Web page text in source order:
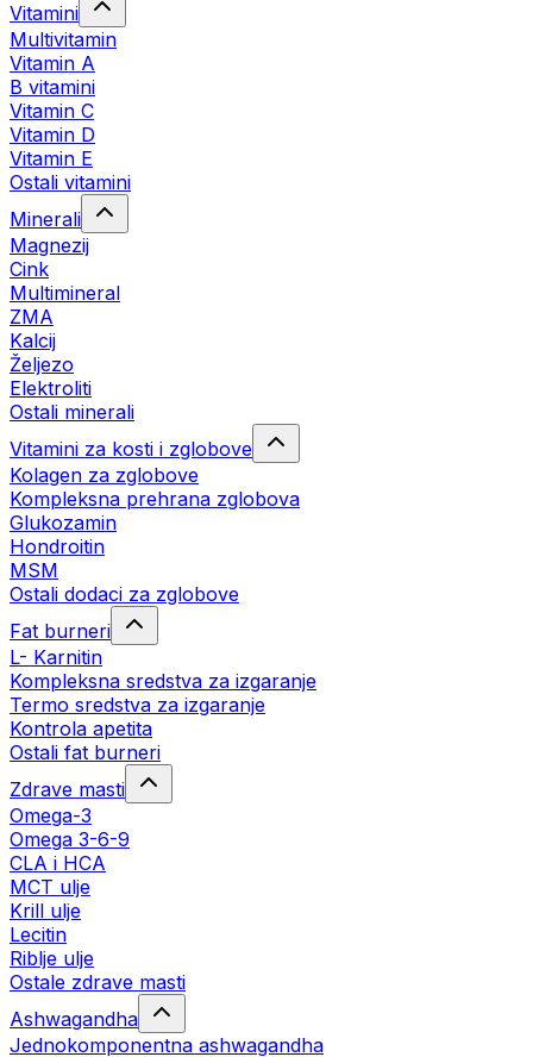
Vitamini
Multivitamin
Vitamin A
B vitamini
Vitamin C
Vitamin D
Vitamin E
Ostali vitamini
Minerali
Magnezij
Cink
Multimineral
ZMA
Kalcij
Željezo
Elektroliti
Ostali minerali
Vitamini za kosti i zglobove
Kolagen za zglobove
Kompleksna prehrana zglobova
Glukozamin
Hondroitin
MSM
Ostali dodaci za zglobove
Fat burneri
L- Karnitin
Kompleksna sredstva za izgaranje
Termo sredstva za izgaranje
Kontrola apetita
Ostali fat burneri
Zdrave masti
Omega-3
Omega 3-6-9
CLA i HCA
MCT ulje
Krill ulje
Lecitin
Riblje ulje
Ostale zdrave masti
Ashwagandha
Jednokomponentna ashwagandha